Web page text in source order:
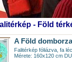
- Föld
A Föld
Falitérkép fóliázva, fa
Mérete: 160x120 cm